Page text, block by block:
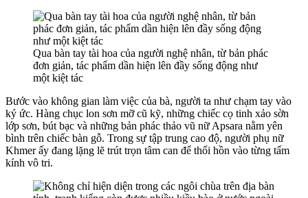
Qua bàn tay tài hoa của người nghệ nhân, từ bản phác
đơn giản, tác phẩm dần hiện lên đầy sống động như
một kiệt tác
Bước vào không gian làm việc của bà, người ta như chạm tay vào
ký ức. Hàng chục lon sơn mỡ cũ kỹ, những chiếc cọ tinh xảo sờn
lớp sơn, bút bạc và những bản phác thảo vũ nữ Apsara nằm yên
bình trên chiếc bàn gỗ. Trong sự tập trung cao độ, người phụ nữ
Khmer ấy đang lặng lẽ trút trọn tâm can để thổi hồn vào từng tấm
kính vô tri.